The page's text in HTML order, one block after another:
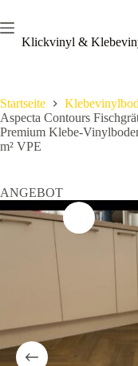
Inhalt
springenKlickvinyl &
Startseite
Aspecta Contours
Premium Klebe-
m² VPE
ANGEBOT